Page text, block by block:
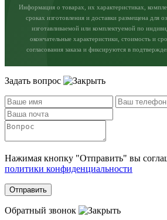
Информация о товарах, их характеристиках,
сроках изготовления и доставки размещена для
изготавливаемой или комплектуемой по
окончательные характеристики, стоимость и
согласования заказа и фиксируются в
Задать вопрос
Нажимая кнопку "Отправить" вы
политики конфиденциальности
Отправить
Обратный звонок